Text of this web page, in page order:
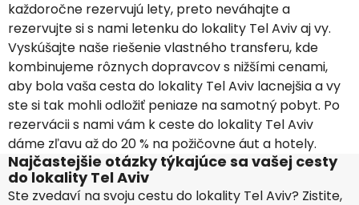
každoročne rezervujú lety, preto neváhajte a
rezervujte si s nami letenku do lokality Tel Aviv aj vy.
Vyskúšajte naše riešenie vlastného transferu, kde
kombinujeme rôznych dopravcov s nižšími cenami,
aby bola vaša cesta do lokality Tel Aviv lacnejšia a vy
ste si tak mohli odložiť peniaze na samotný pobyt. Po
rezervácii s nami vám k ceste do lokality Tel Aviv
dáme zľavu až do 20 % na požičovne áut a hotely.
Najčastejšie otázky týkajúce sa vašej cesty
do lokality Tel Aviv
Ste zvedaví na svoju cestu do lokality Tel Aviv? Zistite,